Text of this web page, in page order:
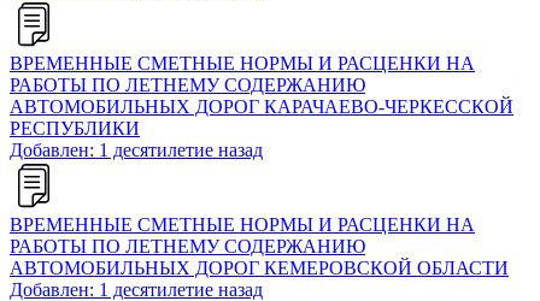
ВРЕМЕННЫЕ СМЕТНЫЕ НОРМЫ И РАСЦЕНКИ НА
РАБОТЫ ПО ЛЕТНЕМУ СОДЕРЖАНИЮ
АВТОМОБИЛЬНЫХ ДОРОГ КАРАЧАЕВО-ЧЕРКЕССКОЙ
РЕСПУБЛИКИ
Добавлен: 1 десятилетие назад
ВРЕМЕННЫЕ СМЕТНЫЕ НОРМЫ И РАСЦЕНКИ НА
РАБОТЫ ПО ЛЕТНЕМУ СОДЕРЖАНИЮ
АВТОМОБИЛЬНЫХ ДОРОГ КЕМЕРОВСКОЙ ОБЛАСТИ
Добавлен: 1 десятилетие назад